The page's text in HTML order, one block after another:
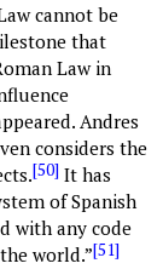
cannot be
that
Law in
Andres
considers the
[50] It has
of Spanish
with any code
world.”[51]